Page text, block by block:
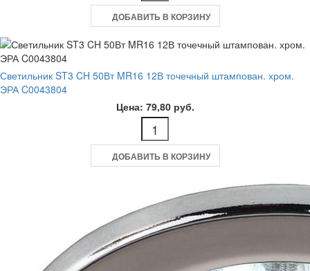
ДОБАВИТЬ В КОРЗИНУ
Светильник ST3 CH 50Вт MR16 12В точечный штампован. хром.
ЭРА C0043804
Цена: 79,80 руб.
ДОБАВИТЬ В КОРЗИНУ